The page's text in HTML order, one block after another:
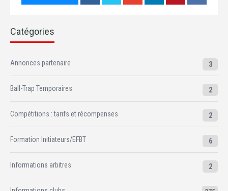
Catégories
Annonces partenaire 3
Ball-Trap Temporaires 2
Compétitions : tarifs et récompenses 2
Formation Initiateurs/EFBT 6
Informations arbitres 2